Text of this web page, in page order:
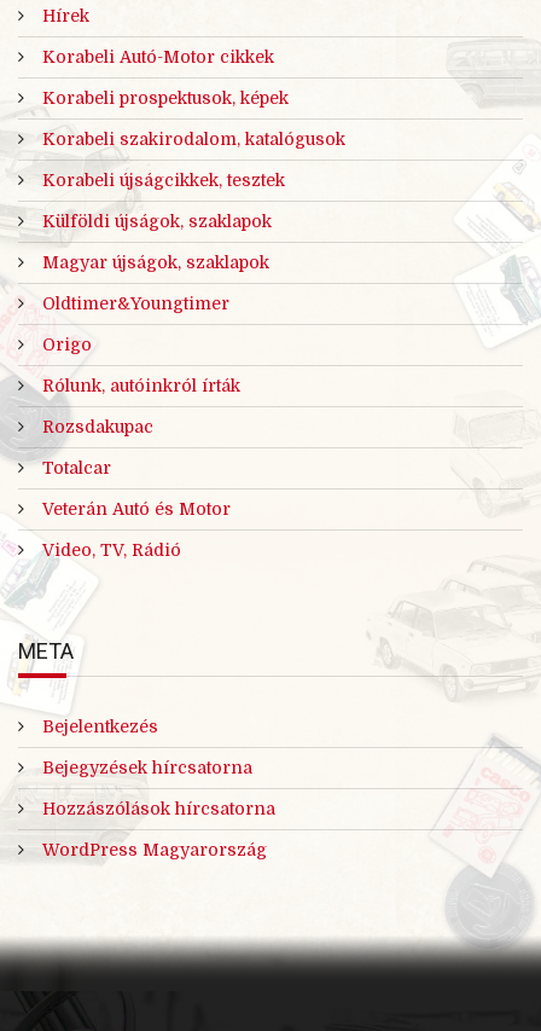
Hírek
Korabeli Autó-Motor cikkek
Korabeli prospektusok, képek
Korabeli szakirodalom, katalógusok
Korabeli újságcikkek, tesztek
Külföldi újságok, szaklapok
Magyar újságok, szaklapok
Oldtimer&Youngtimer
Origo
Rólunk, autóinkról írták
Rozsdakupac
Totalcar
Veterán Autó és Motor
Video, TV, Rádió
META
Bejelentkezés
Bejegyzések hírcsatorna
Hozzászólások hírcsatorna
WordPress Magyarország